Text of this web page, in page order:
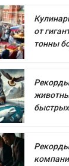
от
тонны